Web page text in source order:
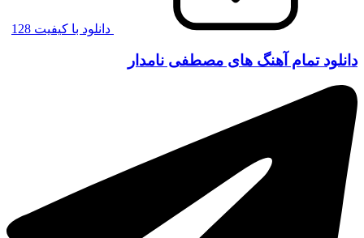
دانلود با کیفیت 128
دانلود تمام آهنگ های مصطفی نامدار